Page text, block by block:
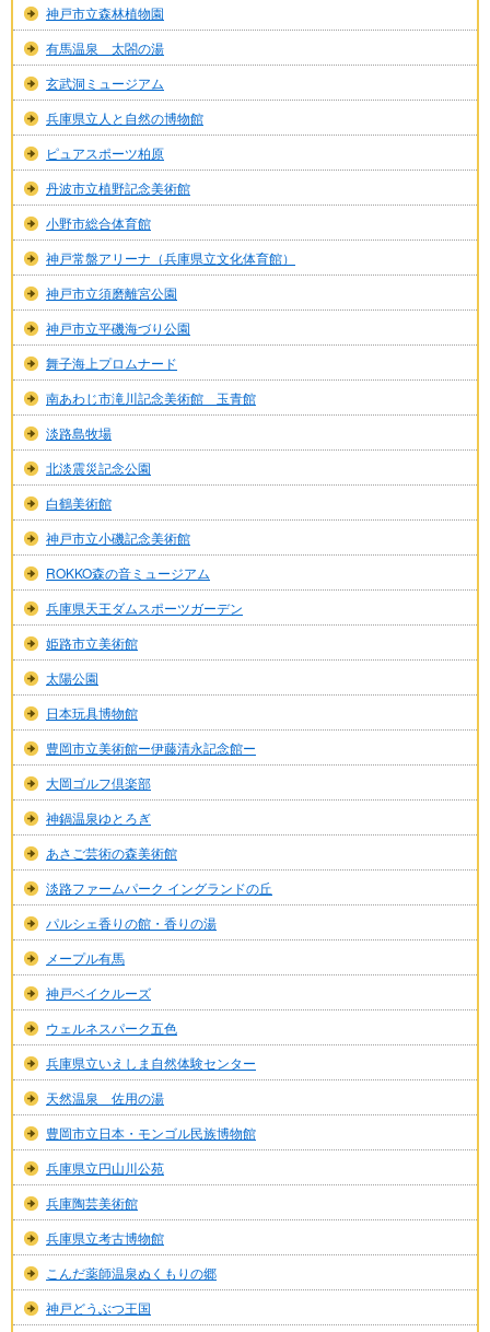
神戸市立森林植物園
有馬温泉 太閤の湯
玄武洞ミュージアム
兵庫県立人と自然の博物館
ピュアスポーツ柏原
丹波市立植野記念美術館
小野市総合体育館
神戸常盤アリーナ（兵庫県立文化体育館）
神戸市立須磨離宮公園
神戸市立平磯海づり公園
舞子海上プロムナード
南あわじ市滝川記念美術館 玉青館
淡路島牧場
北淡震災記念公園
白鶴美術館
神戸市立小磯記念美術館
ROKKO森の音ミュージアム
兵庫県天王ダムスポーツガーデン
姫路市立美術館
太陽公園
日本玩具博物館
豊岡市立美術館ー伊藤清永記念館ー
大岡ゴルフ倶楽部
神鍋温泉ゆとろぎ
あさご芸術の森美術館
淡路ファームパーク イングランドの丘
パルシェ香りの館・香りの湯
メープル有馬
神戸ベイクルーズ
ウェルネスパーク五色
兵庫県立いえしま自然体験センター
天然温泉 佐用の湯
豊岡市立日本・モンゴル民族博物館
兵庫県立円山川公苑
兵庫陶芸美術館
兵庫県立考古博物館
こんだ薬師温泉ぬくもりの郷
神戸どうぶつ王国